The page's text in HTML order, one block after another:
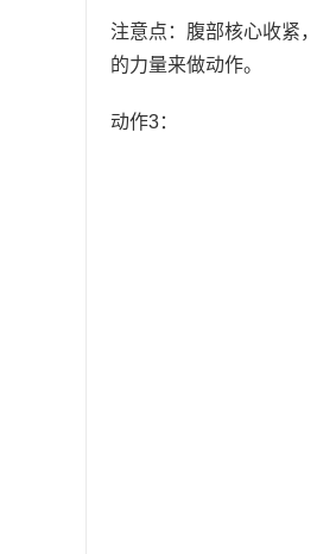
注意点：腹部核心收紧
的力量来做动作。
动作3：